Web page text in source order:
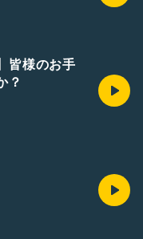
皆様のお手
？